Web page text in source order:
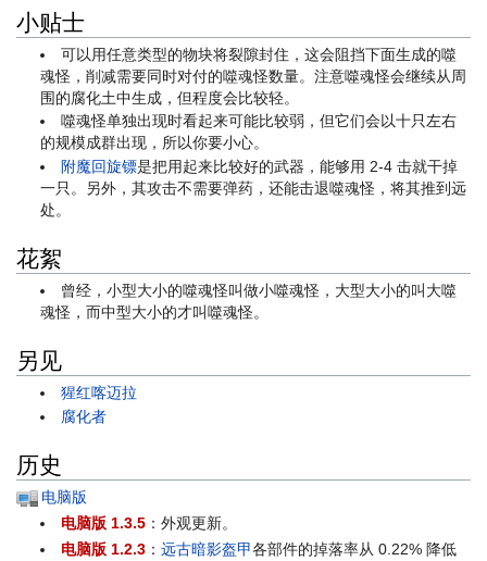
小贴士
可以用任意类型的物块将裂隙封住，这会阻挡下面生成的噬
魂怪，削减需要同时对付的噬魂怪数量。注意噬魂怪会继续从周
围的腐化土中生成，但程度会比较轻。
噬魂怪单独出现时看起来可能比较弱，但它们会以十只左右
的规模成群出现，所以你要小心。
附魔回旋镖是把用起来比较好的武器，能够用 2-4 击就干掉
一只。另外，其攻击不需要弹药，还能击退噬魂怪，将其推到远
处。
花絮
曾经，小型大小的噬魂怪叫做小噬魂怪，大型大小的叫大噬
魂怪，而中型大小的才叫噬魂怪。
另见
猩红喀迈拉
腐化者
历史
电脑版
电脑版 1.3.5 ：外观更新。
电脑版 1.2.3 ：远古暗影盔甲各部件的掉落率从 0.22% 降低